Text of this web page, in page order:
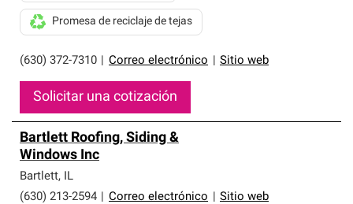
(630) 372-7310 Correo electrónico Sitio web
Promesa de reciclaje de tejas
Solicitar una cotización
Bartlett Roofing, Siding &
Windows Inc
Bartlett, IL
(630) 213-2594
Correo electrónico Sitio web